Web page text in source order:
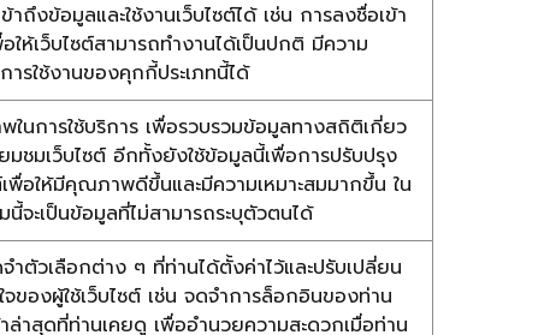
ถึงข้อมูลและใช้งานเว็บไซต์ได้ เช่น การลงชื่อเข้า
ให้เว็บไซต์สามารถทำงานได้เป็นปกติ มีความ
รใช้งานของคุกกี้ประเภทนี้ได้
ในการใช้บริการ เพื่อรวบรวมข้อมูลทางสถิติเกี่ยว
มชมเว็บไซต์ อีกทั้งยังใช้ข้อมูลนี้เพื่อการปรับปรุง
พื่อให้มีคุณภาพดีขึ้นและมีความเหมาะสมมากขึ้น ใน
จะเป็นข้อมูลที่ไม่สามารถระบุตัวตนได้
ำตัวเลือกต่าง ๆ ที่ท่านได้ตั้งค่าไว้และปรับเปลี่ยน
ของผู้ใช้เว็บไซต์ เช่น จดจำการล็อกอินของท่าน
าสุดที่ท่านเคยดู เพื่ออำนวยความสะดวกเมื่อท่าน